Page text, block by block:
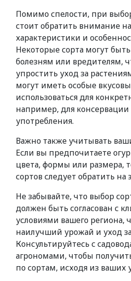
Помимо спелости, при
стоит обратить внимание
характеристики и
Некоторые сорта могут
болезням или вредителям,
упростить уход за
могут иметь особые
использоваться для
например, для консервации
употребления.
Важно также учитывать
Если вы предпочитаете
цвета, формы или размера,
сортов следует обратить на
Не забывайте, что выбор
должен быть согласован с
условиями вашего региона,
наилучший урожай и уход
Консультируйтесь с
агрономами, чтобы
по сортам, исходя из ваших